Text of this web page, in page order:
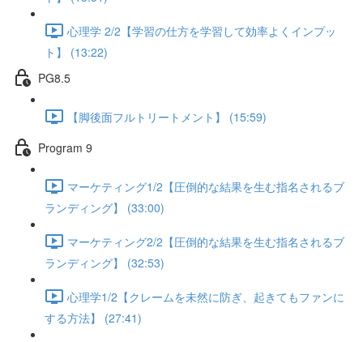
心理学 2/2【学習の仕方を学習して効率よくインプッ
ト】 (13:22)
PG8.5
【脚後面フルトリートメント】 (15:59)
Program 9
マーケティング1/2【圧倒的な結果を生む指名されるブ
ランディング】 (33:00)
マーケティング2/2【圧倒的な結果を生む指名されるブ
ランディング】 (32:53)
心理学1/2【クレームを未然に防ぎ、起きてもファンに
する方法】 (27:41)